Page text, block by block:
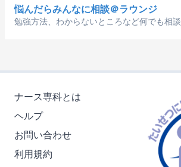
悩んだらみんなに相談＠ラウンジ
勉強方法、わからないところなど何でも相談
ナース専科とは
ヘルプ
お問い合わせ
利用規約